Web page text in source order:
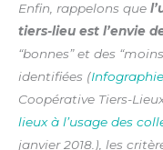
Enfin, rappelons que
tiers­-lieu est l’envie
“bonnes” et des
identifiées (
Coopérative Tiers-
lieux à l’usage des
janvier 2018.), les